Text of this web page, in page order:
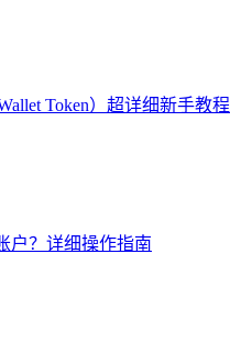
Token）超详细新手教程
户？详细操作指南